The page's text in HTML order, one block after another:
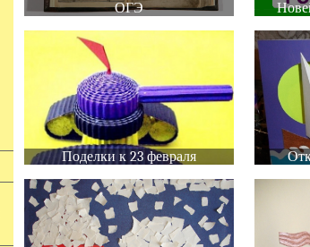
ОГЭ
Поделки к 23 февраля